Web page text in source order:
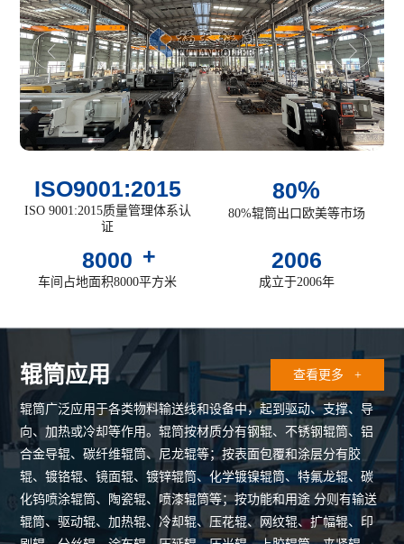
ISO9001:2015
ISO 9001:2015质量管理体系认
证
80%
80%辊筒出口欧美等市场
8000 +
车间占地面积8000平方米
2006
成立于2006年
辊筒应用 查看更多 +
辊筒广泛应用于各类物料输送线和设备中，起到驱动、支撑、导
向、加热或冷却等作用。辊筒按材质分有钢辊、不锈钢辊筒、铝
合金导辊、碳纤维辊筒、尼龙辊等；按表面包覆和涂层分有胶
辊、镀铬辊、镜面辊、镀锌辊筒、化学镀镍辊筒、特氟龙辊、碳
化钨喷涂辊筒、陶瓷辊、喷漆辊筒等；按功能和用途 分则有输送
辊筒、驱动辊、加热辊、冷却辊、压花辊、网纹辊、扩幅辊、印